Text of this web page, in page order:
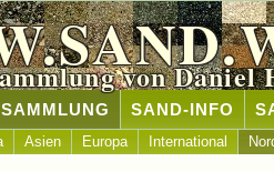
von Daniel
SAND-INFO
Asien Europa International